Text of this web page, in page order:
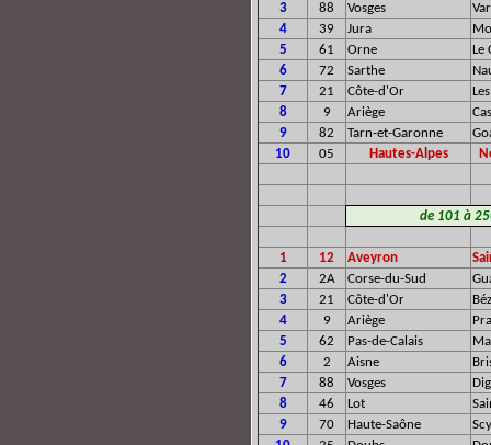
3
88 Vosges
4
39 Jura
5
61 Orne
Le
6
72 Sarthe
7
21 Côte-d'Or
8
9 Ariège
9
82 Tarn-et-Garonne
10
05 Hautes-Alpes
de 101 à
1 12 Aveyron
2
2A Corse-du-Sud
3
21 Côte-d'Or
4
9 Ariège
5
62 Pas-de-Calais
6
2 Aisne
7
88 Vosges
8
46 Lot
9
70 Haute-Saône